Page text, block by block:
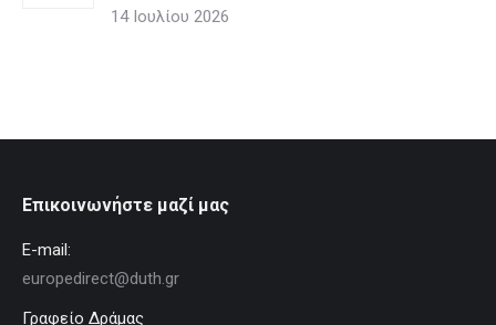
14 Ιουλίου 2026
Επικοινωνήστε μαζί μας
E-mail:
europedirect@duth.gr
Γραφείο Δράμας